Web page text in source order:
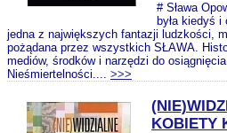
# Sława
była kiedyś
jedna z największych fantazji ludzkości,
pożądana przez wszystkich SŁAWA.
mediów, środków i narzędzi do osiągnięcia
Nieśmiertelności.... >>>
KOBIETY